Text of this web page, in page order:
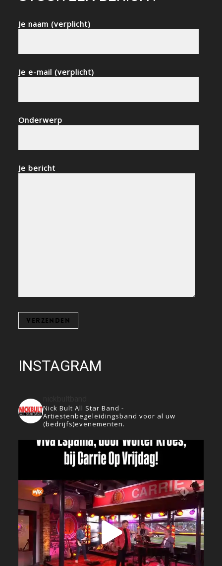
Je naam (verplicht)
Je e-mail (verplicht)
Onderwerp
Je bericht
INSTAGRAM
Nick Bult All Star Band -
Artiestenbegeleidingsband voor al uw
(bedrijfs)evenementen.